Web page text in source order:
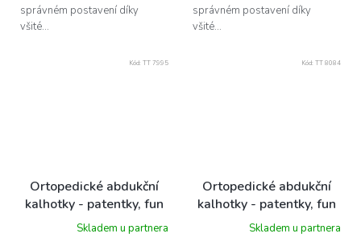
správném postavení díky
všité...
správném postavení díky
všité...
Ortopedické abdukční
kalhotky - patentky, fun
fish (3-6kg)
Skladem u partnera
Kód: TT 7995
Ortopedické abdukční
kalhotky - patentky, fun
fish (5-9kg)
Skladem u partnera
Kód: TT 8084